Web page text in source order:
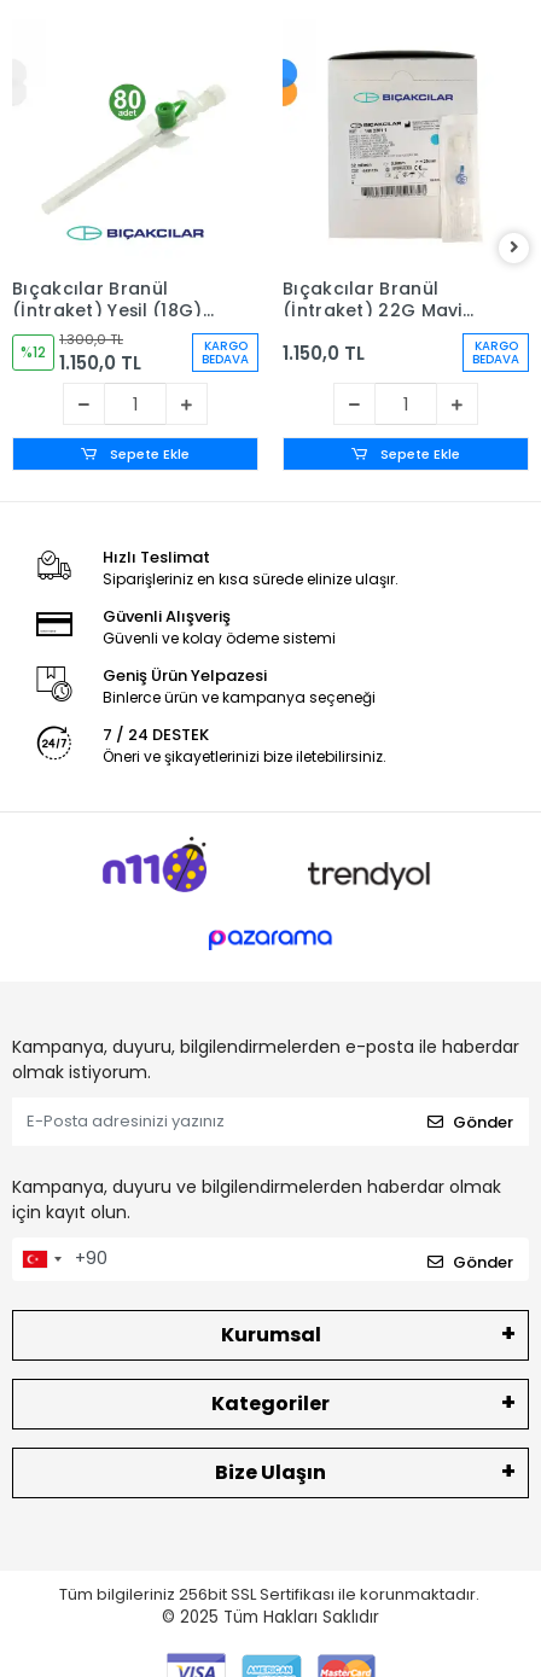
Bıçakcılar Branül
(İntraket) Yeşil (18G)
80'li Kutu
%12
1.300,0 TL
1.150,0 TL
KARGO
BEDAVA
Sepete Ekle
Bıçakcılar Branül
(İntraket) 22G Mavi
1.150,0 TL KARGO
BEDAVA
Sepete Ekle
Hızlı Teslimat
Siparişleriniz en kısa sürede elinize ulaşır.
Güvenli Alışveriş
Güvenli ve kolay ödeme sistemi
Geniş Ürün Yelpazesi
Binlerce ürün ve kampanya seçeneği
7 / 24 DESTEK
Öneri ve şikayetlerinizi bize iletebilirsiniz.
Kampanya, duyuru, bilgilendirmelerden e-posta ile haberdar
olmak istiyorum.
Gönder
Kampanya, duyuru ve bilgilendirmelerden haberdar olmak
için kayıt olun.
Gönder
Kurumsal
Kategoriler
Bize Ulaşın
Tüm bilgileriniz 256bit SSL Sertifikası ile korunmaktadır.
© 2025 Tüm Hakları Saklıdır